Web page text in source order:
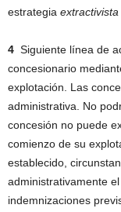
estrategia extractivista
4 Siguiente línea de
concesionario
explotación. Las
administrativa. No
concesión no puede
comienzo de su
establecido,
administrativamente
indemnizaciones